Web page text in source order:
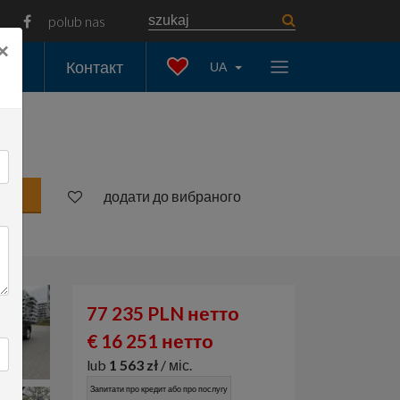
polub nas
Контакт UA
додати до вибраного
77 235 PLN нетто
€ 16 251 нетто
lub 1 563 zł / міс.
Запитати про кредит або про послугу